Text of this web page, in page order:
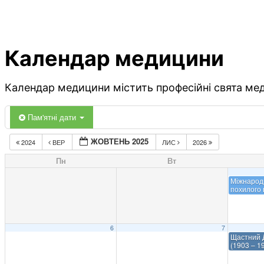
Календар медицини
Календар медицини містить професійні свята
Пам'ятні дати
2024 ВЕР ЖОВТЕНЬ 2025 ЛИС 2026
Пн Вт
похилого
6 7
Щастний
(1903 –